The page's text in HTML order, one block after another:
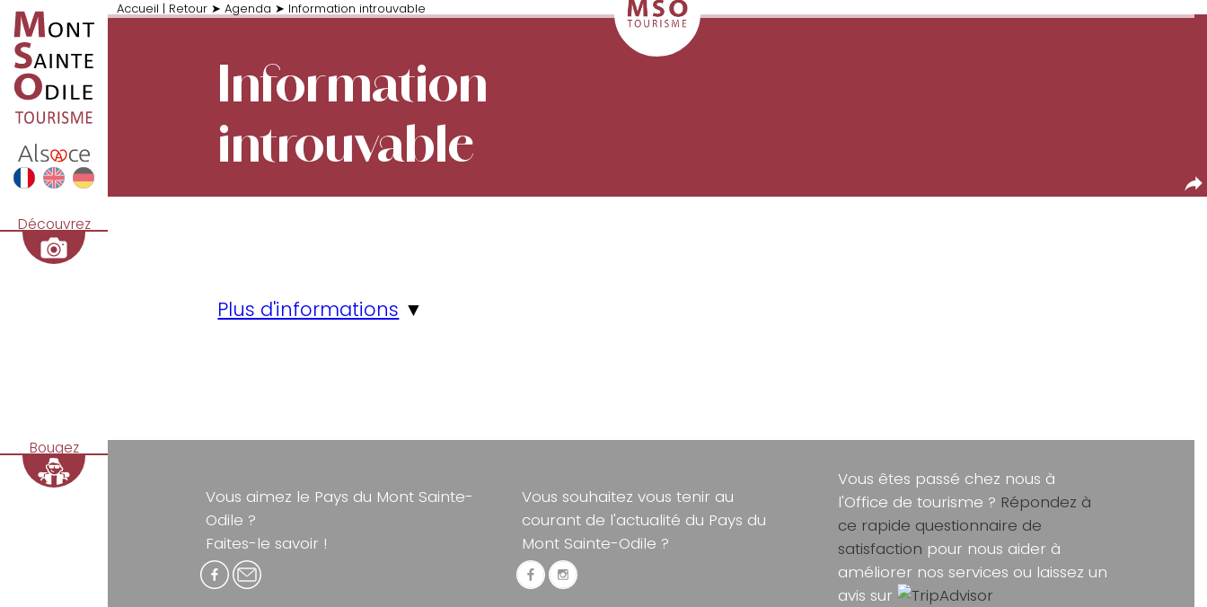
Accueil | Retour ➤ Agenda ➤ Information introuvable
Découvrez
Bougez
Information
introuvable
Plus d'informations ▼
Vous aimez le Pays du Mont Sainte-
Odile ?
Faites-le savoir !
Vous souhaitez vous tenir au
courant de l'actualité du Pays du
Mont Sainte-Odile ?
Vous êtes passé chez nous à
l'Office de tourisme ? Répondez à
ce rapide questionnaire de
satisfaction pour nous aider à
améliorer nos services ou laissez un
avis sur